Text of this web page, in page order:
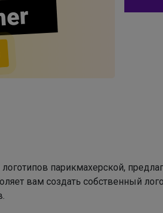
парикмахерской,
вам создать собственный